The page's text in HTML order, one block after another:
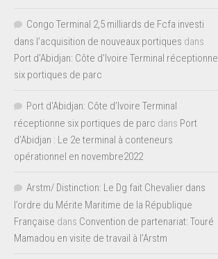
Congo Terminal 2,5 milliards de Fcfa investi
dans l’acquisition de nouveaux portiques dans
Port d’Abidjan: Côte d’Ivoire Terminal réceptionne
six portiques de parc
Port d'Abidjan: Côte d’Ivoire Terminal
réceptionne six portiques de parc dans Port
d’Abidjan : Le 2e terminal à conteneurs
opérationnel en novembre2022
Arstm/ Distinction: Le Dg fait Chevalier dans
l’ordre du Mérite Maritime de la République
Française dans Convention de partenariat: Touré
Mamadou en visite de travail à l’Arstm